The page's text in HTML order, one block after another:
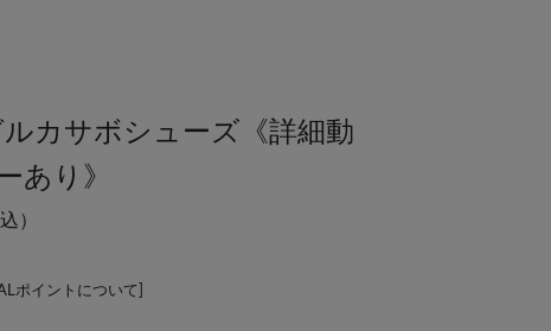
ルカサボシューズ《詳細動
あり》
）
ポイントについて